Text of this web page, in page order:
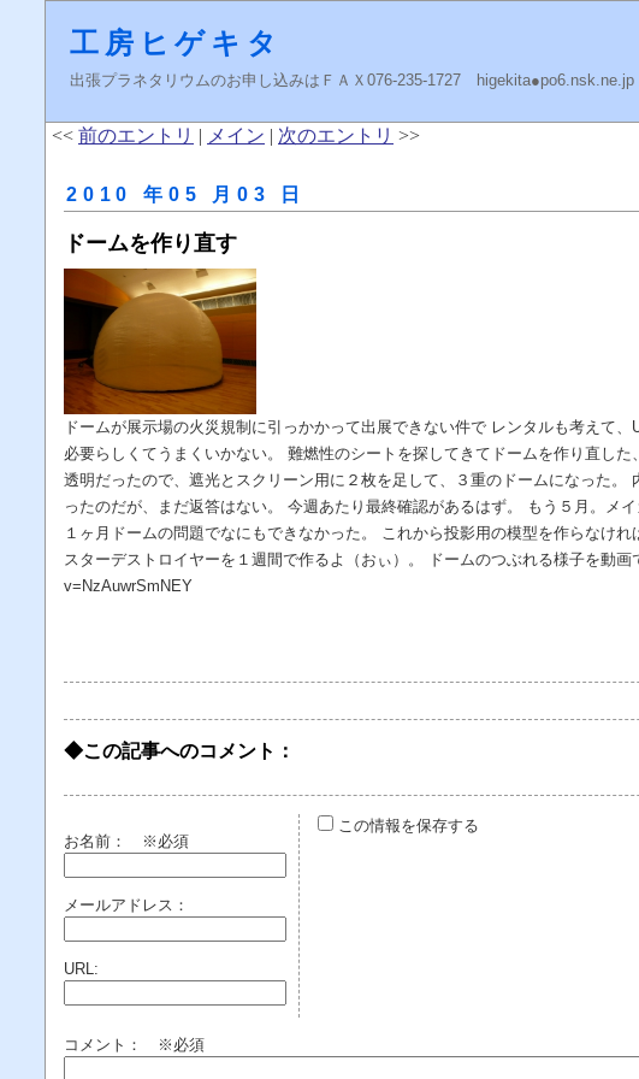
工房ヒゲキタ
出張プラネタリウムのお申し込みはＦＡＸ076-235-1727 higekita●po6.nsk.ne.jp
<< 前のエントリ | メイン | 次のエントリ >>
2010 年05 月03 日
ドームを作り直す
ドームが展示場の火災規制に引っかかって出展できない件で レンタルも考えて
必要らしくてうまくいかない。 難燃性のシートを探してきてドームを作り直し
透明だったので、遮光とスクリーン用に２枚を足して、３重のドームになった。
ったのだが、まだ返答はない。 今週あたり最終確認があるはず。 もう５月。メ
１ヶ月ドームの問題でなにもできなかった。 これから投影用の模型を作らなけ
スターデストロイヤーを１週間で作るよ（おぃ）。 ドームのつぶれる様子を動
v=NzAuwrSmNEY
◆この記事へのコメント：
お名前： ※必須
メールアドレス：
URL:
この情報を保存する
コメント： ※必須